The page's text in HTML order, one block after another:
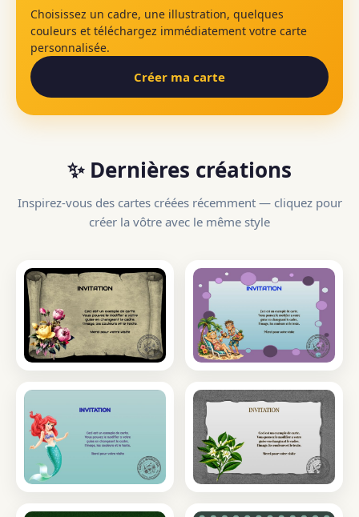
Choisissez un cadre, une illustration, quelques
couleurs et téléchargez immédiatement votre carte
personnalisée.
Créer ma carte
✨ Dernières créations
Inspirez-vous des cartes créées récemment — cliquez pour
créer la vôtre avec le même style